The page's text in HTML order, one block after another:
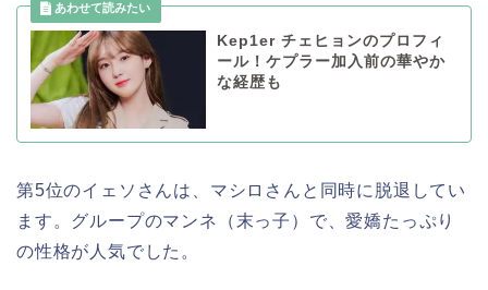
Kep1er チェヒョンのプロフィ
ール！ケプラー加入前の華やか
な経歴も
第5位のイェソさんは、マシロさんと同時に脱退してい
ます。グループのマンネ（末っ子）で、愛嬌たっぷり
の性格が人気でした。